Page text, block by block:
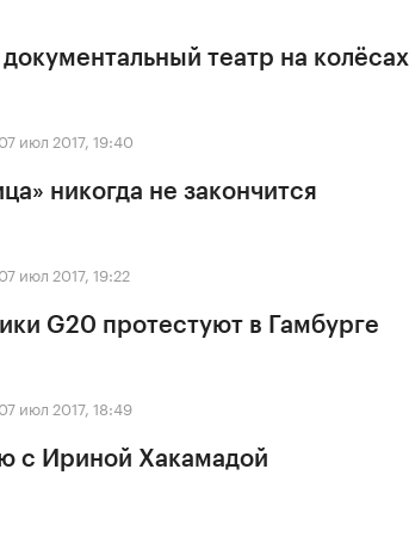
театр на колёсах
07 июл 2017, 19:40
никогда не закончится
07 июл 2017, 19:22
G20 протестуют в Гамбурге
07 июл 2017, 18:49
с Ириной Хакамадой